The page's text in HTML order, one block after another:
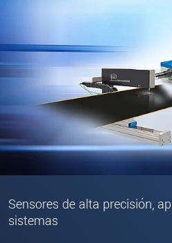
Sensores de alta precisión,
sistemas